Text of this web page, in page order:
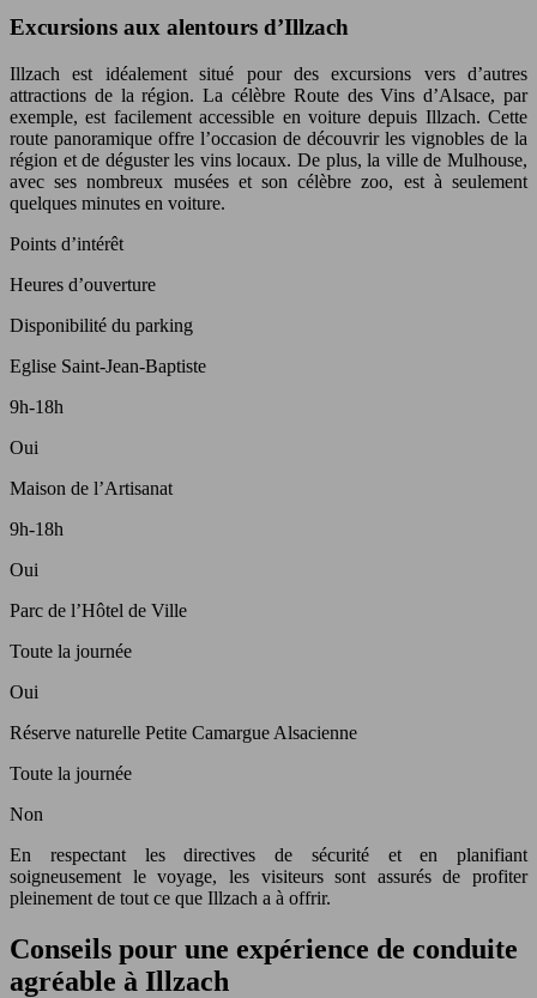
Excursions aux alentours d’Illzach
Illzach est idéalement situé pour des excursions vers d’autres
attractions de la région. La célèbre Route des Vins d’Alsace, par
exemple, est facilement accessible en voiture depuis Illzach. Cette
route panoramique offre l’occasion de découvrir les vignobles de la
région et de déguster les vins locaux. De plus, la ville de Mulhouse,
avec ses nombreux musées et son célèbre zoo, est à seulement
quelques minutes en voiture.
Points d’intérêt
Heures d’ouverture
Disponibilité du parking
Eglise Saint-Jean-Baptiste
9h-18h
Oui
Maison de l’Artisanat
9h-18h
Oui
Parc de l’Hôtel de Ville
Toute la journée
Oui
Réserve naturelle Petite Camargue Alsacienne
Toute la journée
Non
En respectant les directives de sécurité et en planifiant
soigneusement le voyage, les visiteurs sont assurés de profiter
pleinement de tout ce que Illzach a à offrir.
Conseils pour une expérience de conduite
agréable à Illzach